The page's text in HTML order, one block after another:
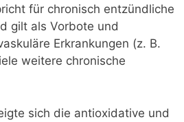
für chronisch entzündliche
gilt als Vorbote und
Erkrankungen (z. B.
weitere chronische
sich die antioxidative und